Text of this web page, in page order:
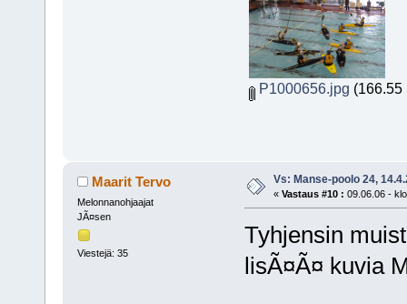
P1000656.jpg (166.55
Maarit Tervo
Melonnanohjaajat
JÃ¤sen
Viestejä: 35
Vs: Manse-poolo 24,
« Vastaus #10 : 09.06.06 -
Tyhjensin
lisÃ¤Ã¤ kuvia